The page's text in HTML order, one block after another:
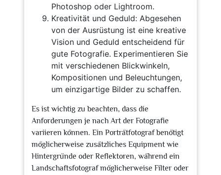
Photoshop oder Lightroom.
Kreativität und Geduld: Abgesehen
von der Ausrüstung ist eine kreative
Vision und Geduld entscheidend für
gute Fotografie. Experimentieren Sie
mit verschiedenen Blickwinkeln,
Kompositionen und Beleuchtungen,
um einzigartige Bilder zu schaffen.
Es ist wichtig zu beachten, dass die
Anforderungen je nach Art der Fotografie
variieren können. Ein Porträtfotograf benötigt
möglicherweise zusätzliches Equipment wie
Hintergründe oder Reflektoren, während ein
Landschaftsfotograf möglicherweise Filter oder